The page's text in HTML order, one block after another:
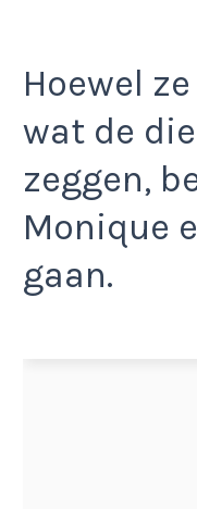
Hoewel
wat de
zeggen,
Monique
gaan.